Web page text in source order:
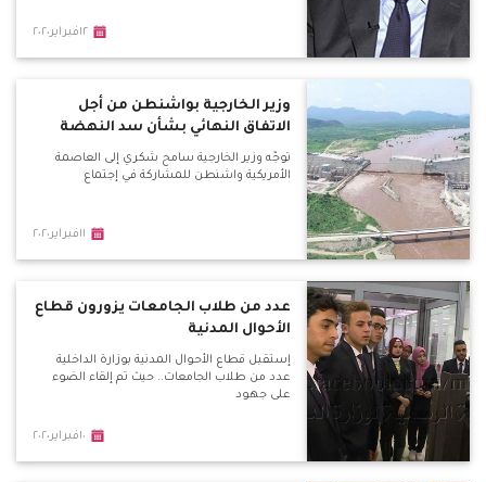
١٢فبراير٢٠٢٠
وزير الخارجية بواشنطن من أجل
الاتفاق النهائي بشأن سد النهضة
توجّه وزير الخارجية سامح شكري إلى العاصمة
الأمريكية واشنطن للمشاركة في إجتماع
١١فبراير٢٠٢٠
عدد من طلاب الجامعات يزورون قطاع
الأحوال المدنية
إستقبل قطاع الأحوال المدنية بوزارة الداخلية
عدد من طلاب الجامعات.. حيث تم إلقاء الضوء
على جهود
١٠فبراير٢٠٢٠